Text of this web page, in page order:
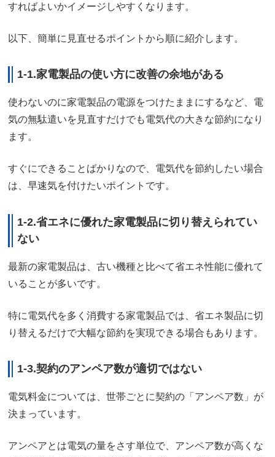
すればよいかイメージしやすくなります。
以下、簡単に見直せるポイントから順に紹介します。
1-1.家電製品の使い方に改善の余地がある
使わないのに家電製品の電源をつけたままにするなど、電
気の無駄遣いを見直すだけでも電気代の大きな節約になり
ます。
すぐにできることばかりなので、電気代を節約したい場合
は、早速気を付けたいポイントです。
1-2.省エネに優れた家電製品に切り替えられてい
ない
最新の家電製品は、古い機種と比べて省エネ性能に優れて
いることが多いです。
特に電気代を多く消費する家電製品では、省エネ製品に切
り替えるだけで大幅な節約を実現できる場合もあります。
1-3.契約のアンペア数が適切ではない
電気料金については、世帯ごとに契約の「アンペア数」が
決まっています。
アンペアとは電気の量をさす単位で、アンペア数が高くな